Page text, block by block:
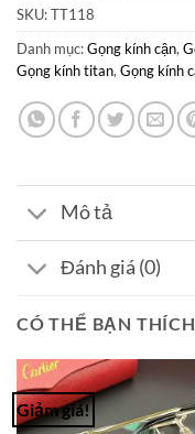
SKU:TT118
Danh mục:Gọng kính cận,
Gọng kính titan, Gọng kính
Mô tả
Đánh giá (0)
CÓ THỂ BẠN
Giảm giá!